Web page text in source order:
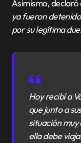
Asimismo, declaró
ya fueron
por su legítima
Hoy recibí a
que junto a
situación
ella debe